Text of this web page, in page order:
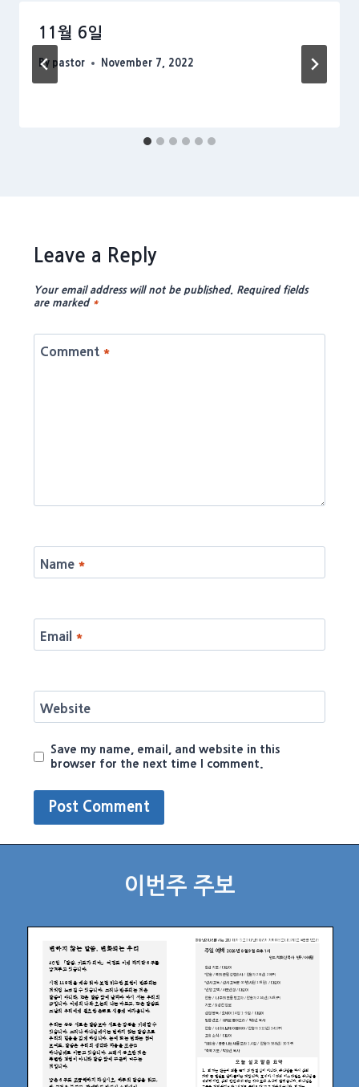
11월 6일
By pastor November 7, 2022
Leave a Reply
Your email address will not be published. Required fields
are marked *
Comment *
Name *
Email *
Website
Save my name, email, and website in this
browser for the next time I comment.
이번주 주보